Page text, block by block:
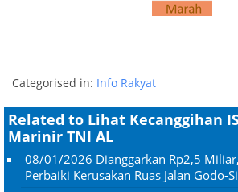
Categorised in: Info Rakyat
Related to Lihat Kecanggihan
Marinir TNI AL
08/01/2026 Dianggarkan Rp2,5
Perbaiki Kerusakan Ruas Jalan Godo-